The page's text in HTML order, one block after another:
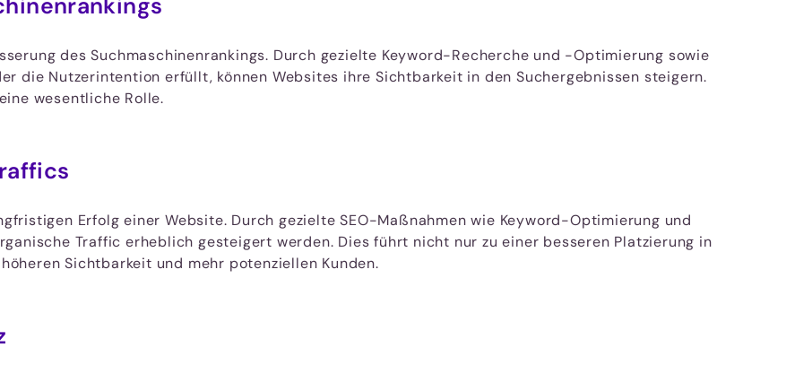
des Suchmaschinenrankings. Durch gezielte Keyword-Recherche und -Optimierung sowie
die Nutzerintention erfüllt, können Websites ihre Sichtbarkeit in den Suchergebnissen steigern.
wesentliche Rolle.
Erfolg einer Website. Durch gezielte SEO-Maßnahmen wie Keyword-Optimierung und
Traffic erheblich gesteigert werden. Dies führt nicht nur zu einer besseren Platzierung in
Sichtbarkeit und mehr potenziellen Kunden.